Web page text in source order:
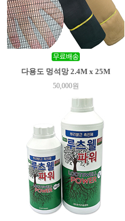
다용도 멍석망 2.4M x 25M
50,000원